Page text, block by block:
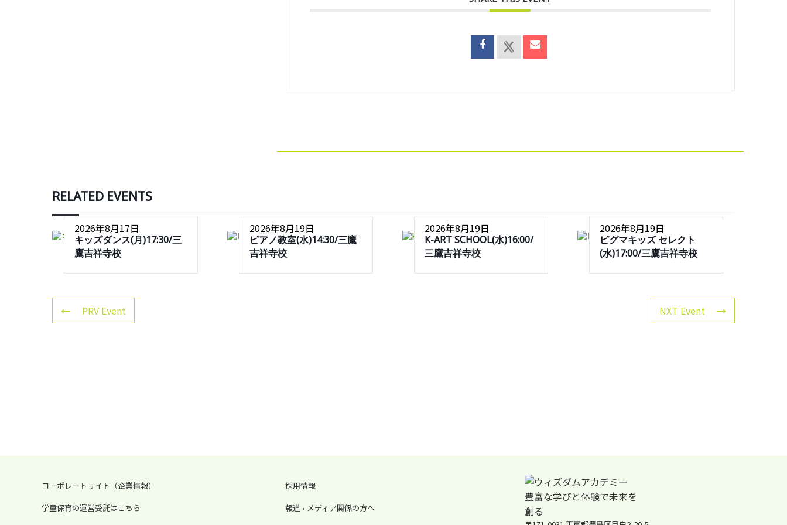
RELATED EVENTS
2026年8月17日
キッズダンス(月)17:30/三
鷹吉祥寺校
2026年8月19日
ピアノ教室(水)14:30/三鷹
吉祥寺校
2026年8月19日
K-ART SCHOOL(水)16:00/
三鷹吉祥寺校
2026年8月19日
ピグマキッズ セレクト
(水)17:00/三鷹吉祥寺校
PRV Event NXT Event
コーポレートサイト（企業情報）
学童保育の運営受託はこちら
採用情報
報道 • メディア関係の方へ